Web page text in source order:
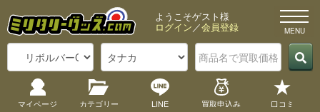
ようこそゲスト様
ログイン／会員登録
マイページ カテゴリー LINE 買取申込み 口コミ